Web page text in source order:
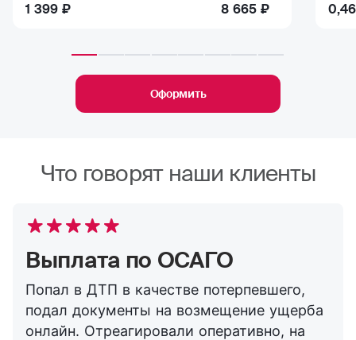
1 399 ₽ 8 665 ₽ 0,46
Оформить
Что говорят наши клиенты
Выплата по ОСАГО
Попал в ДТП в качестве потерпевшего,
подал документы на возмещение ущерба
онлайн. Отреагировали оперативно, на